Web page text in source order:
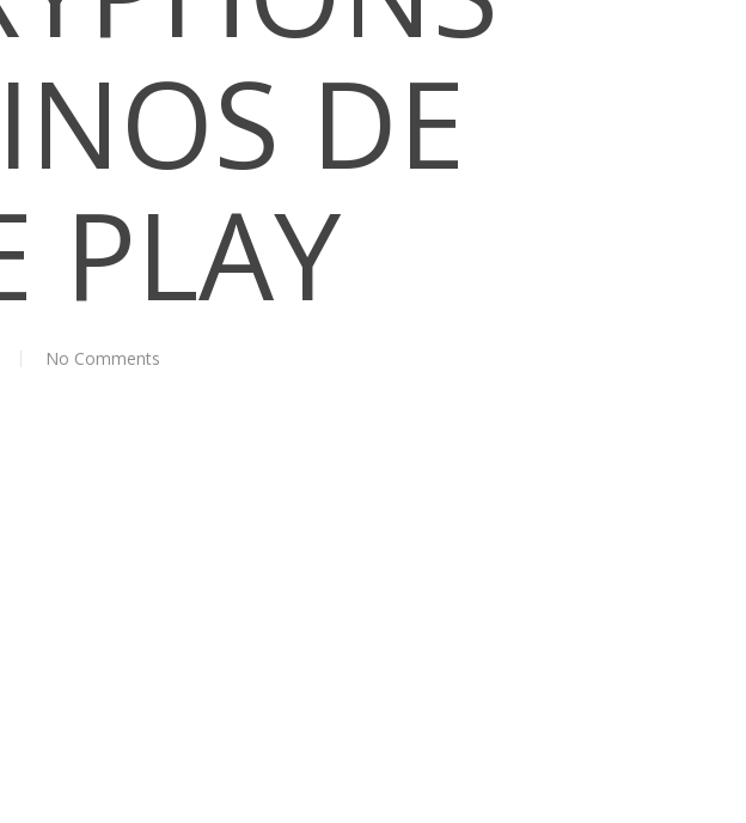
DE
PLAY
No Comments